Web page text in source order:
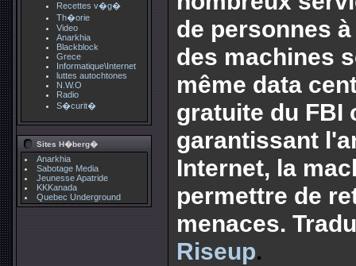
Recettes v�g�
Th�orie
Video
Anarkhia
Blackblock
Grece
Informatique\Internet
luttes autochtones
N.W.O
Radio
S�curit�
Sites H�berg�
Anarkhia
Sabotage Media
Jeunesse Apatride
KKKanada
Quebec Underground
de personnes
des machines
même data
gratuite du FBI
garantissant
Internet, la
permettre de
menaces.
Riseup.